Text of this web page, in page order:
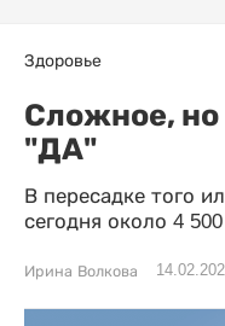
Здоровье
Сложное, но
"ДА"
В пересадке того
сегодня около 4
Ирина Волкова